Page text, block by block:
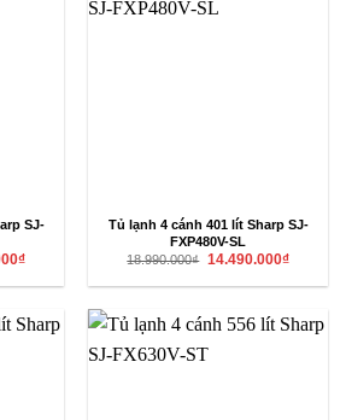
SJ-
₫Giá
tại
15.490.000₫.
Tủ lạnh 4 cánh 401 lít Sharp SJ-
FXP480V-SL
18.990.000₫ Giá
là:
14.490.000₫Giá
tại